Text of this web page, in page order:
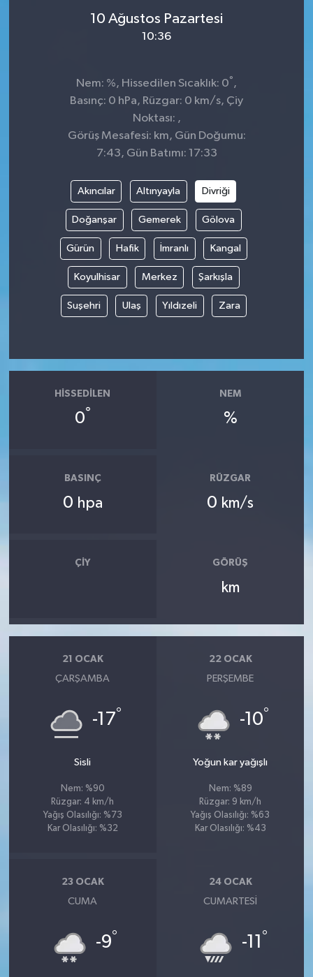
10 Ağustos Pazartesi
10:36
Nem: %, Hissedilen Sıcaklık: 0° ,
Basınç: 0 hPa, Rüzgar: 0 km/s, Çiy
Noktası: ,
Görüş Mesafesi: km, Gün Doğumu:
7:43, Gün Batımı: 17:33
Akıncılar Altınyayla Divriği
Doğanşar Gemerek Gölova
Gürün Hafik İmranlı Kangal
Koyulhisar Merkez Şarkışla
Suşehri Ulaş Yıldızeli Zara
HISSEDILEN
0°
NEM
%
BASINÇ
0 hpa
RÜZGAR
0 km/s
ÇIY GÖRÜŞ
km
21 OCAK
ÇARŞAMBA
-17°
Sisli
Nem: %90
Rüzgar: 4 km/h
Yağış Olasılığı: %73
Kar Olasılığı: %32
22 OCAK
PERŞEMBE
-10°
Yoğun kar yağışlı
Nem: %89
Rüzgar: 9 km/h
Yağış Olasılığı: %63
Kar Olasılığı: %43
23 OCAK
CUMA
-9°
24 OCAK
CUMARTESI
-11 °